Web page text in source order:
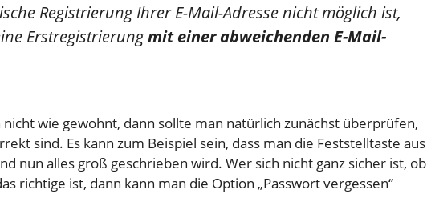
Registrierung Ihrer E-Mail-Adresse nicht möglich ist,
Erstregistrierungmit einer abweichenden E-Mail-
wie gewohnt, dann sollte man natürlich zunächst überprüfen,
sind. Es kann zum Beispiel sein, dass man die Feststelltaste aus
nun alles groß geschrieben wird. Wer sich nicht ganz sicher ist, ob
richtige ist, dann kann man die Option „Passwort vergessen“